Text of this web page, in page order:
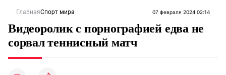
ГлавнаяСпорт мира 07 февраля 2024 02:14
Видеоролик с порнографией едва не
сорвал теннисный матч